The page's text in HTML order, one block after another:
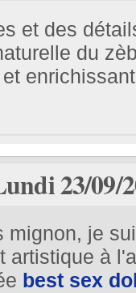
et des
du
23/09/
mignon, je
artistique à
best sex